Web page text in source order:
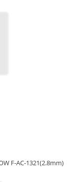
F-AC-1321(2.8mm)